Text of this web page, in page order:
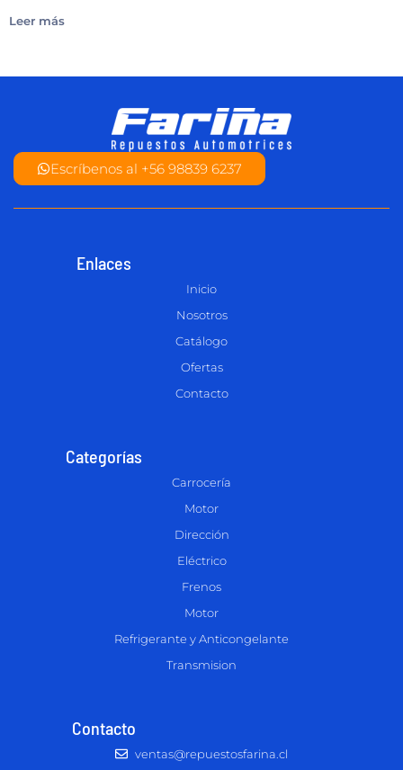
Leer más
Escríbenos al +56 98839 6237
Enlaces
Inicio
Nosotros
Catálogo
Ofertas
Contacto
Categorías
Carrocería
Motor
Dirección
Eléctrico
Frenos
Motor
Refrigerante y Anticongelante
Transmision
Contacto
ventas@repuestosfarina.cl